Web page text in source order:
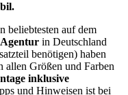
beliebtesten auf dem
Agentur in Deutschland
benötigen) haben
allen Größen und Farben
inklusive
und Hinweisen ist bei